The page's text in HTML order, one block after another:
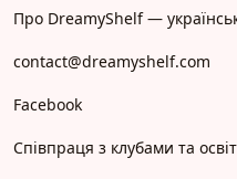
Про DreamyShelf —
contact@dreamyshelf.com
Facebook
Співпраця з клубами та